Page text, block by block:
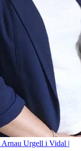
Arnau Urgell i Vidal |